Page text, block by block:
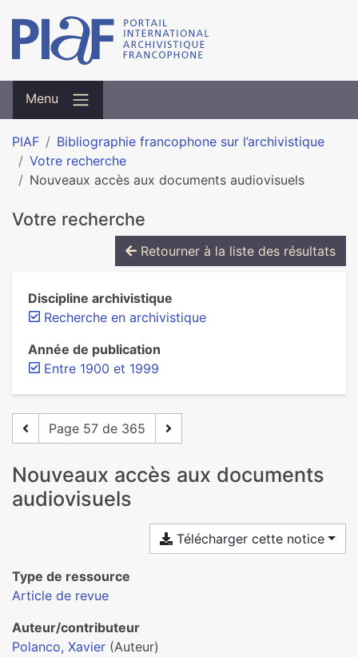
Menu
PIAF
Bibliographie francophone sur l’archivistique
Votre recherche
Nouveaux accès aux documents audiovisuels
Votre recherche
Retourner à la liste des résultats
Discipline archivistique
Recherche en archivistique
Année de publication
Entre 1900 et 1999
Page 57 de 365
Nouveaux accès aux documents
audiovisuels
Télécharger cette notice
Type de ressource
Article de revue
Auteur/contributeur
Polanco, Xavier (Auteur)